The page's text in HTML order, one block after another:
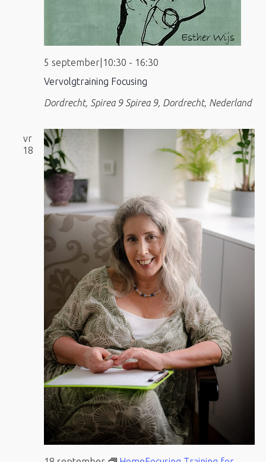
Vervolgtraining Focusing
5 september|10:30 - 16:30
Dordrecht, Spirea 9 Spirea 9, Dordrecht, Nederland
vr
18